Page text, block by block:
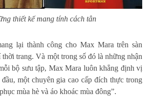
thiết kế mang tính cách tân
lại thành công cho Max Mara trên sàn
trang. Và một trong số đó là những nhận
bộ sưu tập, Max Mara luôn khẳng định vị
một chuyên gia cao cấp đích thực trong
mùa hè và áo khoác mùa đông”.